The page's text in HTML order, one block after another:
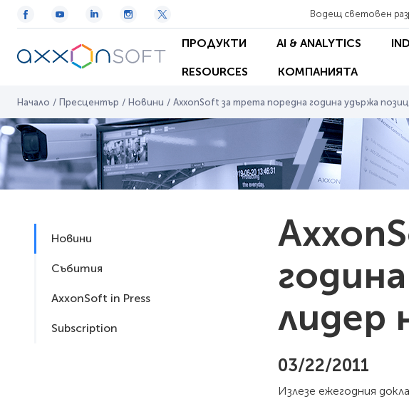
Водещ световен
ПРОДУКТИ AI & ANALYTICS
RESOURCES КОМПАНИЯТА
Начало / Пресцентър / Новини / AxxonSoft за трета поредна година удържа
Новини
Събития
AxxonSoft in Press
Subscription
лидер
03/22/2011
Излезе ежегодния